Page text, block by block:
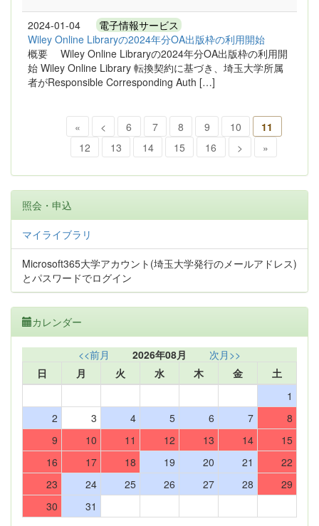
2024-01-04 電子情報サービス
Wiley Online Libraryの2024年分OA出版枠の利用開始
概要 Wiley Online Libraryの2024年分OA出版枠の利用開
始 Wiley Online Library 転換契約に基づき、埼玉大学所属
者がResponsible Corresponding Auth […]
« < 6 7 8 9 10
11
12
13 14 15 16 > »
照会・申込
マイライブラリ
Microsoft365大学アカウント(埼玉大学発行のメールアドレス)
とパスワードでログイン
カレンダー
<<前月 2026年08月
次月>>
日
月 火 水 木 金
土
1
2
3 4 5 6 7
8
9
10 11 12 13 14
15
16
17 18 19 20 21
22
23
24 25 26 27 28
29
30
31